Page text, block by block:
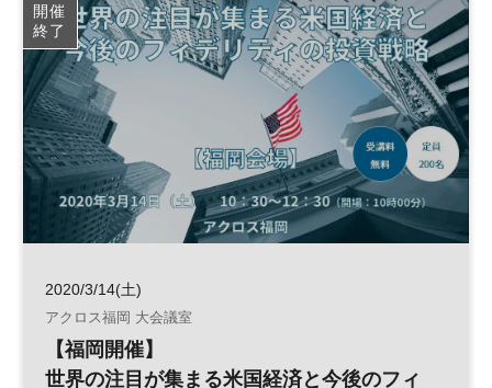
開催
終了
2020/3/14(土)
アクロス福岡 大会議室
【福岡開催】
世界の注目が集まる米国経済と今後のフィ